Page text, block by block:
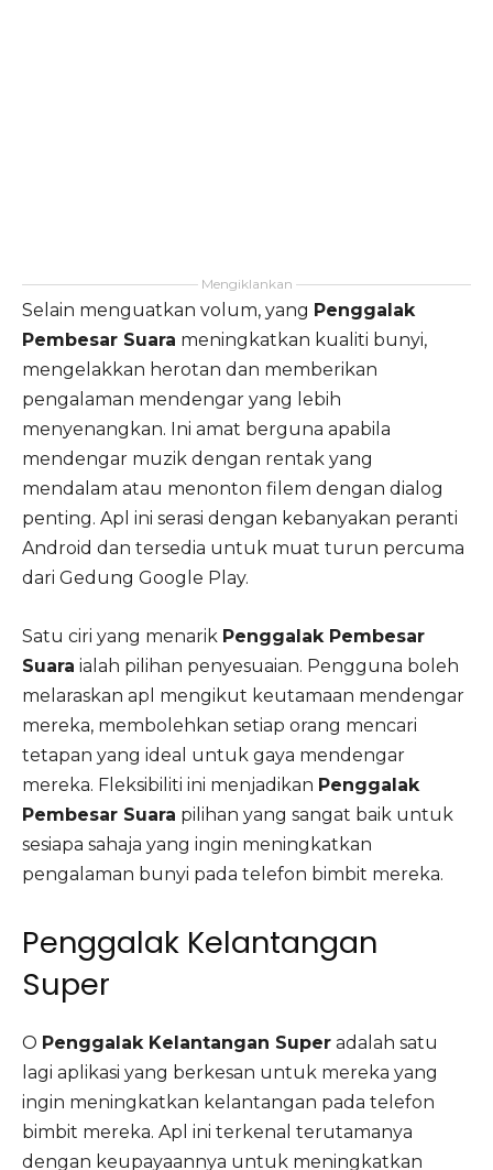
Mengiklankan
Selain menguatkan volum, yang Penggalak
Pembesar Suara meningkatkan kualiti bunyi,
mengelakkan herotan dan memberikan
pengalaman mendengar yang lebih
menyenangkan. Ini amat berguna apabila
mendengar muzik dengan rentak yang
mendalam atau menonton filem dengan dialog
penting. Apl ini serasi dengan kebanyakan peranti
Android dan tersedia untuk muat turun percuma
dari Gedung Google Play.
Satu ciri yang menarik Penggalak Pembesar
Suara ialah pilihan penyesuaian. Pengguna boleh
melaraskan apl mengikut keutamaan mendengar
mereka, membolehkan setiap orang mencari
tetapan yang ideal untuk gaya mendengar
mereka. Fleksibiliti ini menjadikan Penggalak
Pembesar Suara pilihan yang sangat baik untuk
sesiapa sahaja yang ingin meningkatkan
pengalaman bunyi pada telefon bimbit mereka.
Penggalak Kelantangan
Super
O Penggalak Kelantangan Super adalah satu
lagi aplikasi yang berkesan untuk mereka yang
ingin meningkatkan kelantangan pada telefon
bimbit mereka. Apl ini terkenal terutamanya
dengan keupayaannya untuk meningkatkan